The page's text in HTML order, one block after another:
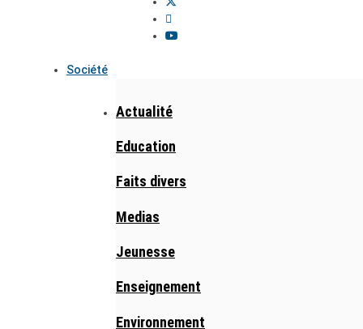
Société
Actualité
Education
Faits divers
Medias
Jeunesse
Enseignement
Environnement